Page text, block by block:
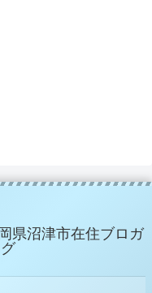
県沼津市在住ブロガ